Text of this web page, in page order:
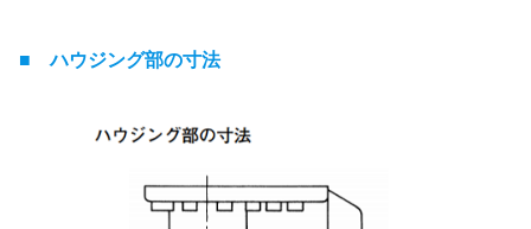
■ ハウジング部の寸法